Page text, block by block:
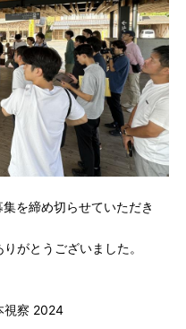
を締め切らせていただき
がとうございました。
察 2024